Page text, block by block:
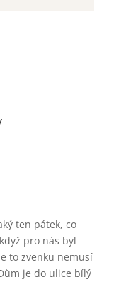
ten pátek, co
pro nás byl
to zvenku nemusí
je do ulice bílý